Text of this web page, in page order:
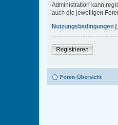
Administration kann
auch die jeweiligen
Nutzungsbedingungen |
Registrieren
Foren-Übersicht